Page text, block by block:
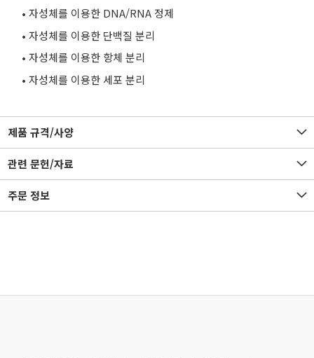
• 자성체를 이용한 DNA/RNA 정제
• 자성체를 이용한 단백질 분리
• 자성체를 이용한 항체 분리
• 자성체를 이용한 세포 분리
제품 규격/사양
관련 문헌/자료
주문 정보